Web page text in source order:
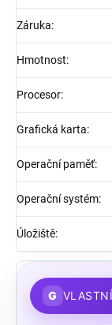
Záruka:
Hmotnost:
Procesor:
Grafická karta:
Operační paměť:
Operační systém:
Úložiště:
G